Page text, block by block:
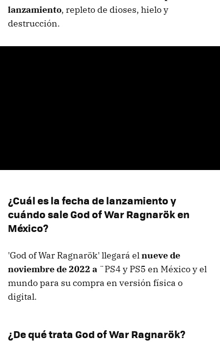
lanzamiento, repleto de dioses, hielo y
destrucción.
¿Cuál es la fecha de lanzamiento y
cuándo sale God of War Ragnarök en
México?
'God of War Ragnarök' llegará elnueve de
noviembre de 2022 a ¨PS4 y PS5 en México y el
mundo para su compra en versión física o
digital.
¿De qué trata God of War Ragnarök?